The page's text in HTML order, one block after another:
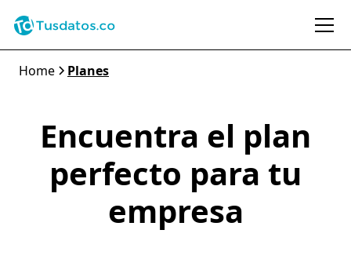
Home Planes
Encuentra el plan
perfecto para tu
empresa